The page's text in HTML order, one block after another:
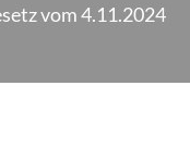
vom 4.11.2024